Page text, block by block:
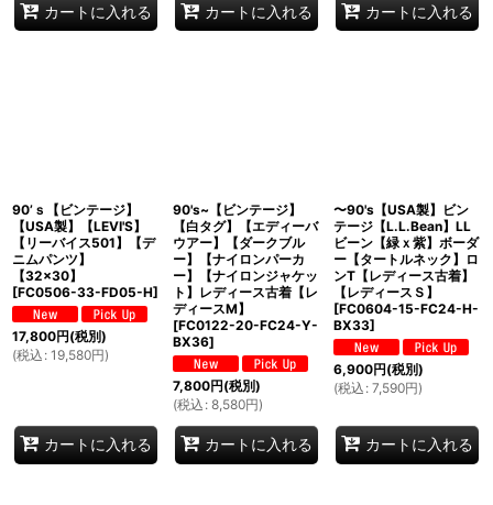
カートに入れる カートに入れる カートに入れる
90’ｓ【ビンテージ】
【USA製】【LEVI'S】
【リーバイス501】【デ
ニムパンツ】
【32×30】
[FC0506-33-FD05-H]
17,800円(税別)
(税込 : 19,580円)
カートに入れる
90's~【ビンテージ】
【白タグ】【エディーバ
ウアー】【ダークブル
ー】【ナイロンパーカ
ー】【ナイロンジャケッ
ト】レディース古着【レ
ディースM】
[FC0122-20-FC24-Y-
BX36]
7,800円(税別)
(税込 : 8,580円)
カートに入れる
〜90's【USA製】ビン
テージ【L.L.Bean】LL
ビーン【緑ｘ紫】ボーダ
ー【タートルネック】ロ
ンT【レディース古着】
【レディースＳ】
[FC0604-15-FC24-H-
BX33]
6,900円(税別)
(税込 : 7,590円)
カートに入れる